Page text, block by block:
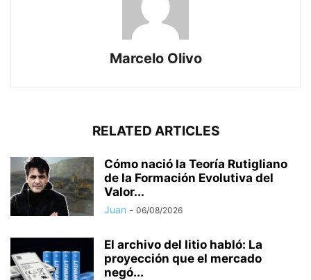
Marcelo Olivo
RELATED ARTICLES
Cómo nació la Teoría Rutigliano
de la Formación Evolutiva del
Valor...
Juan - 06/08/2026
El archivo del litio habló: La
proyección que el mercado
negó...